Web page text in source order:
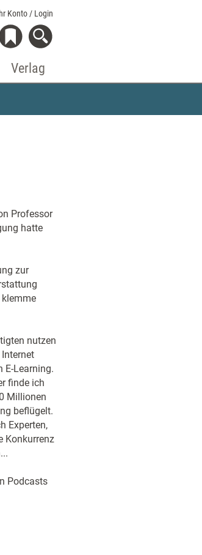
Konto / Login
Verlag
Professor
hatte
zur
nutzen
E-Learning.
finde ich
Millionen
beflügelt.
Experten,
Konkurrenz
Podcasts